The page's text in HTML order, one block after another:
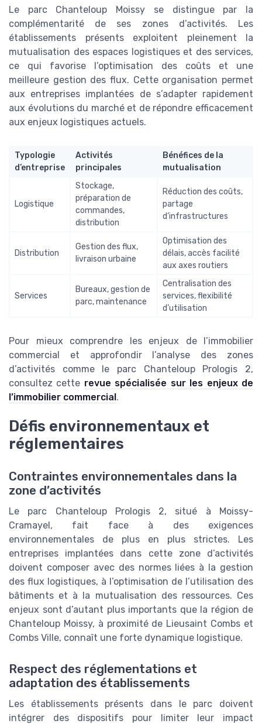
Le parc Chanteloup Moissy se distingue par la
complémentarité de ses zones d’activités. Les
établissements présents exploitent pleinement la
mutualisation des espaces logistiques et des services,
ce qui favorise l’optimisation des coûts et une
meilleure gestion des flux. Cette organisation permet
aux entreprises implantées de s’adapter rapidement
aux évolutions du marché et de répondre efficacement
aux enjeux logistiques actuels.
Typologie
d’entreprise
Activités
principales
Bénéfices de la
mutualisation
Logistique
Stockage,
préparation de
commandes,
distribution
Réduction des coûts,
partage
d’infrastructures
Distribution
Gestion des flux,
livraison urbaine
Optimisation des
délais, accès facilité
aux axes routiers
Services
Bureaux, gestion de
parc, maintenance
Centralisation des
services, flexibilité
d’utilisation
Pour mieux comprendre les enjeux de l’immobilier
commercial et approfondir l’analyse des zones
d’activités comme le parc Chanteloup Prologis 2,
consultez cette revue spécialisée sur les enjeux de
l’immobilier commercial.
Défis environnementaux et
réglementaires
Contraintes environnementales dans la
zone d’activités
Le parc Chanteloup Prologis 2, situé à Moissy-
Cramayel, fait face à des exigences
environnementales de plus en plus strictes. Les
entreprises implantées dans cette zone d’activités
doivent composer avec des normes liées à la gestion
des flux logistiques, à l’optimisation de l’utilisation des
bâtiments et à la mutualisation des ressources. Ces
enjeux sont d’autant plus importants que la région de
Chanteloup Moissy, à proximité de Lieusaint Combs et
Combs Ville, connaît une forte dynamique logistique.
Respect des réglementations et
adaptation des établissements
Les établissements présents dans le parc doivent
intégrer des dispositifs pour limiter leur impact